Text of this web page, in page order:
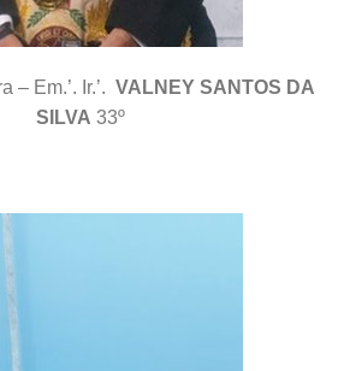
– Em.’. Ir.’. VALNEY SANTOS DA
SILVA 33º